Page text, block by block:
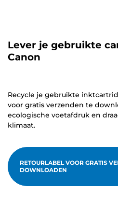
Lever je gebruikte
Canon
Recycle je gebruikte
voor gratis verzenden te
ecologische voetafdruk en
klimaat.
RETOURLABEL VOOR GRATIS
DOWNLOADEN